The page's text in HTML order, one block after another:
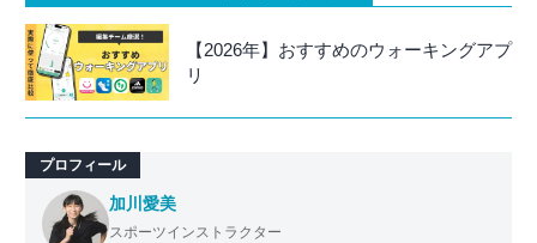
【2026年】おすすめのウォーキングアプ
リ
プロフィール
加川愛美
スポーツインストラクター